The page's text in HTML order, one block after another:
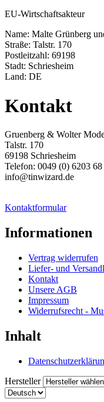
EU-Wirtschaftsakteur
Name: Malte Grünberg
Straße: Talstr. 170
Postleitzahl: 69198
Stadt: Schriesheim
Land: DE
Kontakt
Gruenberg & Wolter
Talstr. 170
69198 Schriesheim
Telefon: 0049 (0) 6203
info@tinwizard.de
Kontaktformular
Informationen
Vertrag widerrufen
Liefer- und
Kontakt
Unsere AGB
Impressum
Widerrufsrecht -
Inhalt
Hersteller